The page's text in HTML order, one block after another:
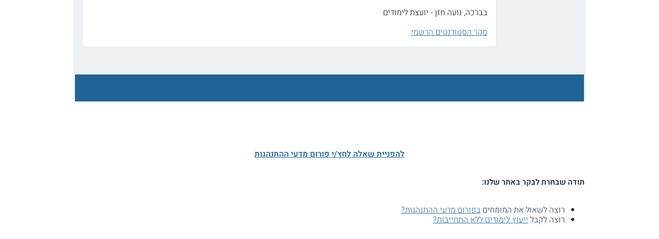
בברכה, נועה חזן - יועצת לימודים
סקר הסטודנטים הרשמי
להפניית שאלה לחץ/י פורום מדעי ההתנהגות
תודה שבחרת לבקר באתר שלנו:
רוצה לשאול את המומחיםבפורום מדעי ההתנהגות?
רוצה לקבל ייעוץ לימודים ללא התחייבות?